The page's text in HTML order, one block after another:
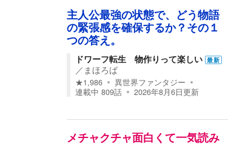
主人公最強の状態で、どう物語
の緊張感を確保するか？その１
つの答え。
ドワーフ転生 物作りって楽しい 最新
／ まほろば
★1,986
異世界ファンタジー
連載中 809話 2026年8月6日更新
メチャクチャ面白くて一気読み